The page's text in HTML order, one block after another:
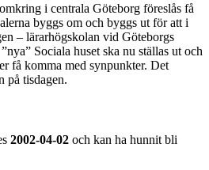
i centrala Göteborg föreslås få
byggs om och byggs ut för att i
– lärarhögskolan vid Göteborgs
Sociala huset ska nu ställas ut och
få komma med synpunkter. Det
på tisdagen.
2002-04-02 och kan ha hunnit bli